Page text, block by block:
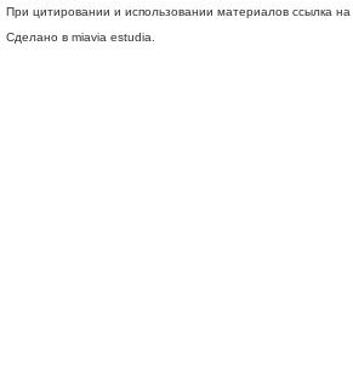
При цитировании и использовании материалов ссылка на
Сделано в miavia estudia.